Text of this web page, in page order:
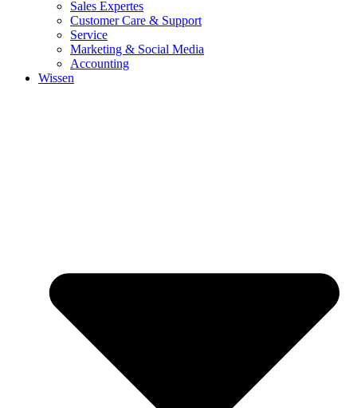
Sales Expertes
Customer Care & Support
Service
Marketing & Social Media
Accounting
Wissen